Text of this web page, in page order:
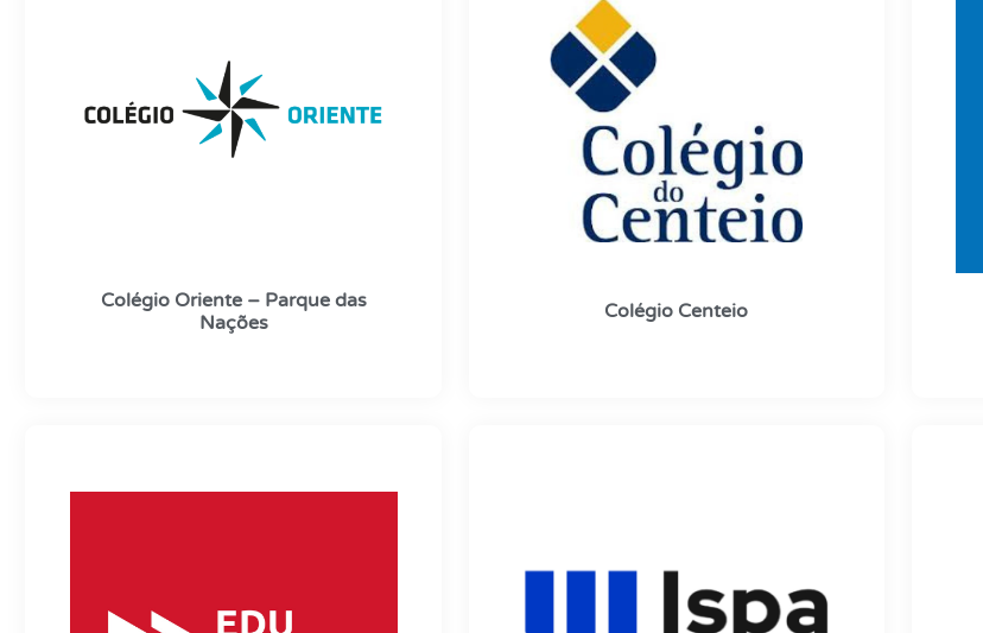
Colégio Oriente – Parque das
Nações
Colégio Centeio